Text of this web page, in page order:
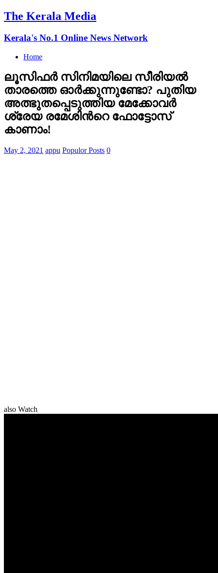
The Kerala Media
Kerala's No.1 Online News Network
Home
ലൂസിഫർ സിനിമയിലെ സീരിയൽ
താരത്തെ ഓർക്കുന്നുണ്ടോ? പുതിയ
അത്ഭുതപ്പെടുത്തിയ മേക്കോവർ
ശ്രേയ രമേശിന്‍റെ ഫോട്ടോസ്
കാണാം!
May 2, 2021 appu Populor Posts 0
also Watch